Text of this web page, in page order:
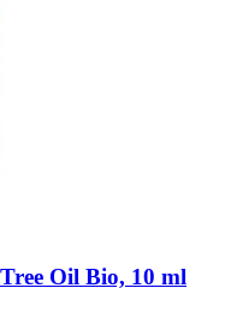
Oil Bio, 10 ml